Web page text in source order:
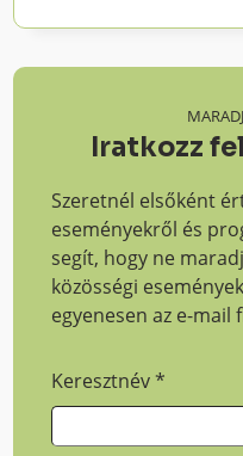
Iratkozz
Szeretnél elsőként
eseményekről és
segít, hogy ne
közösségi
egyenesen az e-mail
Keresztnév*